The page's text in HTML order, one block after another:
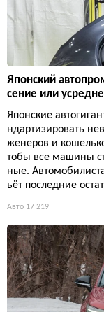
Японский
сение или
Японские
ндартизировать
женеров и
тобы все машины
ные.
ьёт последние
Авто 17 219